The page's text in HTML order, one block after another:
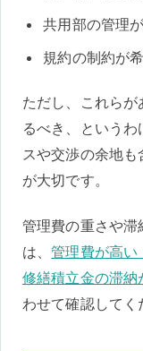
共用部の管理
規約の制約が
ただし、これら
るべき、という
スや交渉の余地も
が大切です。
管理費の重さや滞
は、管理費が高い
修繕積立金の滞納
わせて確認してく